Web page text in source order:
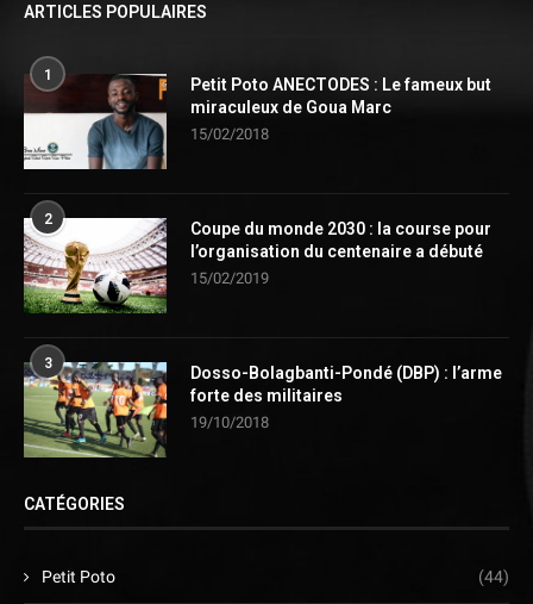
ARTICLES POPULAIRES
1
Petit Poto ANECTODES : Le fameux but
miraculeux de Goua Marc
15/02/2018
2
Coupe du monde 2030 : la course pour
l’organisation du centenaire a débuté
15/02/2019
3
Dosso-Bolagbanti-Pondé (DBP) : l’arme
forte des militaires
19/10/2018
CATÉGORIES
Petit Poto (44)